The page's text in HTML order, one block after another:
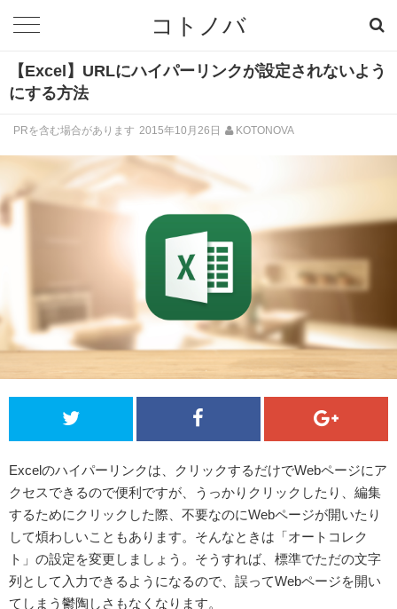
コトノバ
【Excel】URLにハイパーリンクが設定されないよう
にする方法
PRを含む場合があります 2015年10月26日 KOTONOVA
Excelのハイパーリンクは、クリックするだけでWebページにア
クセスできるので便利ですが、うっかりクリックしたり、編集
するためにクリックした際、不要なのにWebページが開いたり
して煩わしいこともあります。そんなときは「オートコレク
ト」の設定を変更しましょう。そうすれば、標準でただの文字
列として入力できるようになるので、誤ってWebページを開い
てしまう鬱陶しさもなくなります。